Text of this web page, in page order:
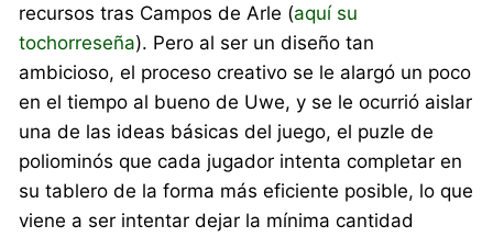
recursos tras Campos de Arle (aquí su
tochorreseña). Pero al ser un diseño tan
ambicioso, el proceso creativo se le alargó un poco
en el tiempo al bueno de Uwe, y se le ocurrió aislar
una de las ideas básicas del juego, el puzle de
poliominós que cada jugador intenta completar en
su tablero de la forma más eficiente posible, lo que
viene a ser intentar dejar la mínima cantidad